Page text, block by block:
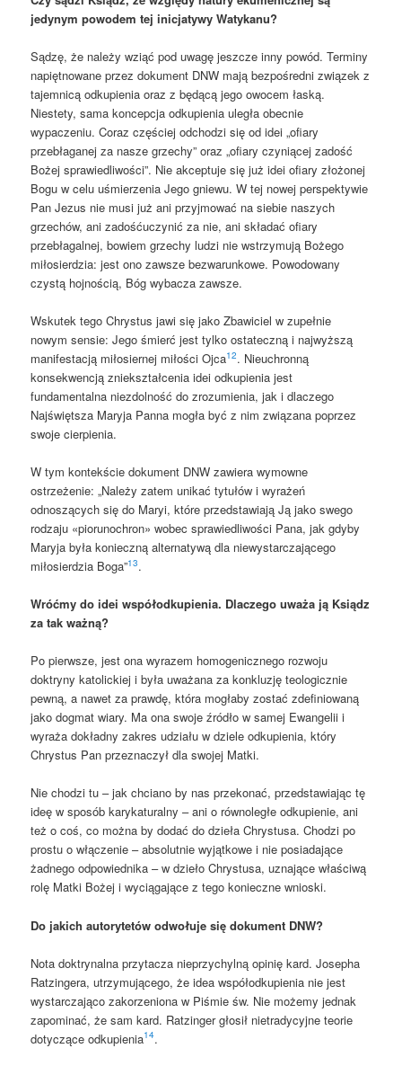
jedynym powodem tej inicjatywy Watykanu?
Sądzę, że należy wziąć pod uwagę jeszcze inny powód. Terminy
napiętnowane przez dokument DNW mają bezpośredni związek z
tajemnicą odkupienia oraz z będącą jego owocem łaską.
Niestety, sama koncepcja odkupienia uległa obecnie
wypaczeniu. Coraz częściej odchodzi się od idei „ofiary
przebłaganej za nasze grzechy” oraz „ofiary czyniącej zadość
Bożej sprawiedliwości”. Nie akceptuje się już idei ofiary złożonej
Bogu w celu uśmierzenia Jego gniewu. W tej nowej perspektywie
Pan Jezus nie musi już ani przyjmować na siebie naszych
grzechów, ani zadośćuczynić za nie, ani składać ofiary
przebłagalnej, bowiem grzechy ludzi nie wstrzymują Bożego
miłosierdzia: jest ono zawsze bezwarunkowe. Powodowany
czystą hojnością, Bóg wybacza zawsze.
Wskutek tego Chrystus jawi się jako Zbawiciel w zupełnie
nowym sensie: Jego śmierć jest tylko ostateczną i najwyższą
manifestacją miłosiernej miłości Ojca12. Nieuchronną
konsekwencją zniekształcenia idei odkupienia jest
fundamentalna niezdolność do zrozumienia, jak i dlaczego
Najświętsza Maryja Panna mogła być z nim związana poprzez
swoje cierpienia.
W tym kontekście dokument DNW zawiera wymowne
ostrzeżenie: „Należy zatem unikać tytułów i wyrażeń
odnoszących się do Maryi, które przedstawiają Ją jako swego
rodzaju «piorunochron» wobec sprawiedliwości Pana, jak gdyby
Maryja była konieczną alternatywą dla niewystarczającego
miłosierdzia Boga”13.
Wróćmy do idei współodkupienia. Dlaczego uważa ją Ksiądz
za tak ważną?
Po pierwsze, jest ona wyrazem homogenicznego rozwoju
doktryny katolickiej i była uważana za konkluzję teologicznie
pewną, a nawet za prawdę, która mogłaby zostać zdefiniowaną
jako dogmat wiary. Ma ona swoje źródło w samej Ewangelii i
wyraża dokładny zakres udziału w dziele odkupienia, który
Chrystus Pan przeznaczył dla swojej Matki.
Nie chodzi tu – jak chciano by nas przekonać, przedstawiając tę
ideę w sposób karykaturalny – ani o równoległe odkupienie, ani
też o coś, co można by dodać do dzieła Chrystusa. Chodzi po
prostu o włączenie – absolutnie wyjątkowe i nie posiadające
żadnego odpowiednika – w dzieło Chrystusa, uznające właściwą
rolę Matki Bożej i wyciągające z tego konieczne wnioski.
Do jakich autorytetów odwołuje się dokument DNW?
Nota doktrynalna przytacza nieprzychylną opinię kard. Josepha
Ratzingera, utrzymującego, że idea współodkupienia nie jest
wystarczająco zakorzeniona w Piśmie św. Nie możemy jednak
zapominać, że sam kard. Ratzinger głosił nietradycyjne teorie
dotyczące odkupienia14.